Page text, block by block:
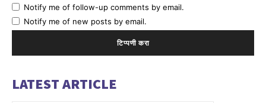
Notify me of follow-up comments by email.
Notify me of new posts by email.
LATEST ARTICLE